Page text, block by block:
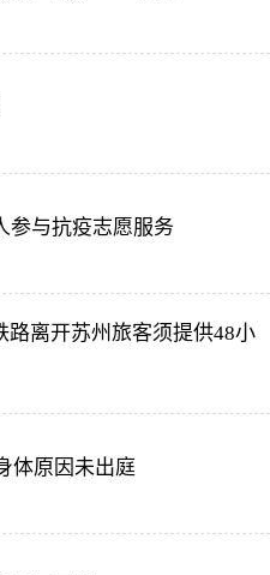
参与抗疫志愿服务
路离开苏州旅客须提供48小
体原因未出庭